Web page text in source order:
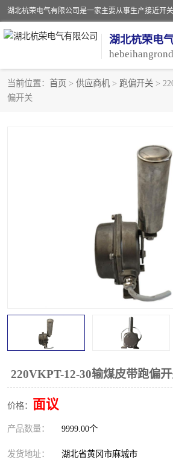
湖北杭荣电
当前位置： 首页 > 供应商机 > 跑偏开关 >
偏开关
220VKPT-12-30输煤皮带跑偏
价格： 面议
产品数量： 9999.00个
发货地址： 湖北省黄冈市麻城市
阻旋料位开关
声光
滑线
光电
溜槽堵塞检测开关
限位开关 速度
速度传感器
微电脑超速开关